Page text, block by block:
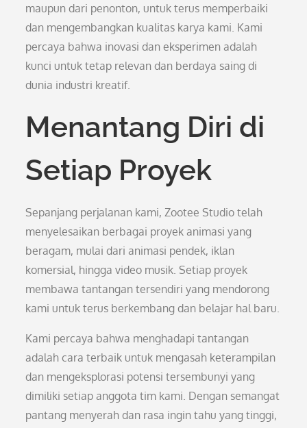
maupun dari penonton, untuk terus memperbaiki
dan mengembangkan kualitas karya kami. Kami
percaya bahwa inovasi dan eksperimen adalah
kunci untuk tetap relevan dan berdaya saing di
dunia industri kreatif.
Menantang Diri di
Setiap Proyek
Sepanjang perjalanan kami, Zootee Studio telah
menyelesaikan berbagai proyek animasi yang
beragam, mulai dari animasi pendek, iklan
komersial, hingga video musik. Setiap proyek
membawa tantangan tersendiri yang mendorong
kami untuk terus berkembang dan belajar hal baru.
Kami percaya bahwa menghadapi tantangan
adalah cara terbaik untuk mengasah keterampilan
dan mengeksplorasi potensi tersembunyi yang
dimiliki setiap anggota tim kami. Dengan semangat
pantang menyerah dan rasa ingin tahu yang tinggi,